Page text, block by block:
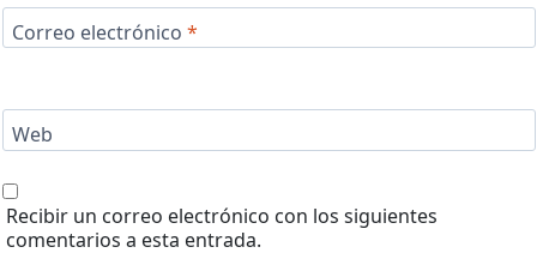
Correo electrónico *
Web
Recibir un correo electrónico con los siguientes
comentarios a esta entrada.